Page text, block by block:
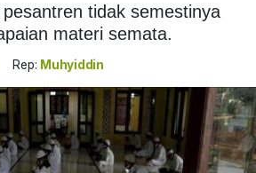
tidak semestinya
materi semata.
Rep: Muhyiddin